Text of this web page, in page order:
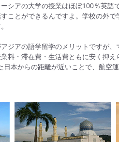
シアの大学の授業はほぼ100％英語
ことができるんですよ。学校の外
ジアの語学留学のメリットですが
料・滞在費・生活費ともに安く抑え
本からの距離が近いことで、航空運